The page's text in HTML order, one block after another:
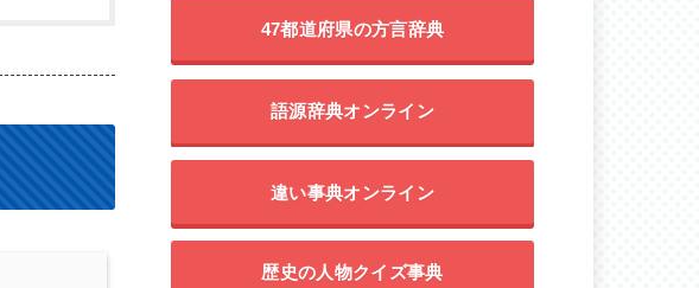
47都道府県の方言辞典
語源辞典オンライン
違い事典オンライン
歴史の人物クイズ事典